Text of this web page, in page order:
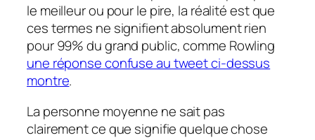
le meilleur ou pour le pire, la réalité est que
ces termes ne signifient absolument rien
pour 99% du grand public, comme Rowling
une réponse confuse au tweet ci-dessus
montre.
La personne moyenne ne sait pas
clairement ce que signifie quelque chose